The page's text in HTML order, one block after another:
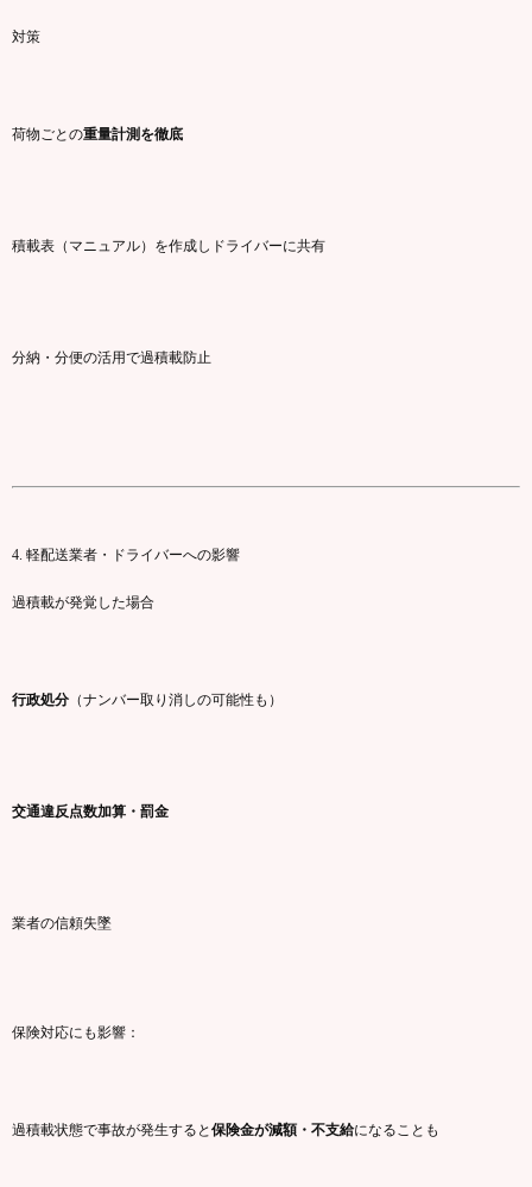
対策
荷物ごとの重量計測 を徹底
積載表（ マニュアル） を作成し ドライバーに共有
分納・ 分便の活用で過積載防止
4. 軽配送業者・ ドライバーへの影響
過積載が発覚した場合
行政処分 （ナンバー取り消しの可能性も）
交通違反点数加算・ 罰金
業者の信頼失墜
保険対応に も影響：
過積載状態で事故が発生すると保険金が減額・ 不支給になること も